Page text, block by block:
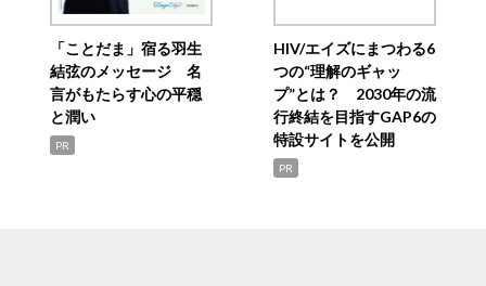
「ことだま」宿る羽生
結弦のメッセージ 名
言がもたらす心の平穏
と潤い
PR
HIV/エイズにまつわる6
つの“理解のギャッ
プ”とは？ 2030年の流
行終結を目指すGAP6の
特設サイトを公開
PR